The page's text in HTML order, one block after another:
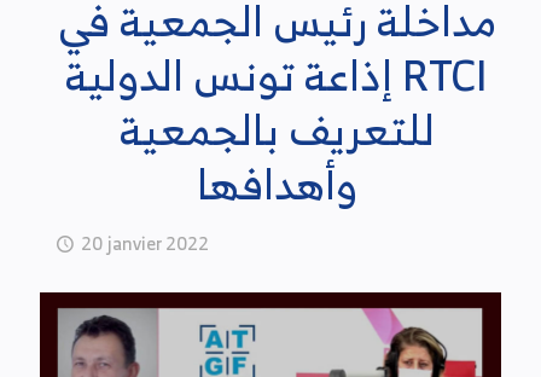
مداخلة رئيس الجمعية في
إذاعة تونس الدولية RTCI
للتعريف بالجمعية
وأهدافها
20 janvier 2022